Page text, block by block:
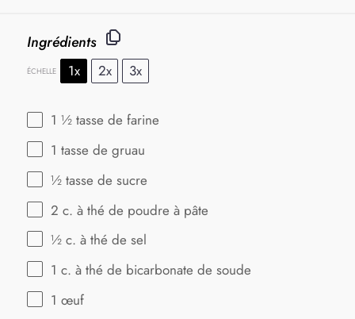
Ingrédients
ÉCHELLE 1x 2x 3x
1 ½ tasse de farine
1 tasse de gruau
½ tasse de sucre
2 c. à thé de poudre à pâte
½ c. à thé de sel
1 c. à thé de bicarbonate de soude
1 œuf